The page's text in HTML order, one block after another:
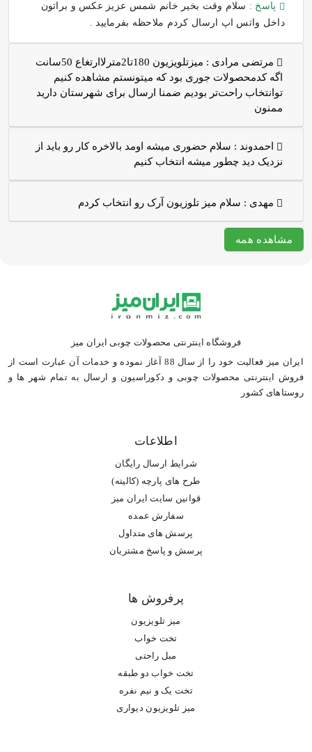
پاسخ : سلام وقت بخیر خانم شمس عزیز عکس و براتون
داخل واتس اپ ارسال کردم ملاحظه بفرمایید .
مرتضی مرادی :
میزتلویزیون 180تا2مترلاارتغاع 50سانت
اگه کدمحصولات جوری بود که میتونستم مشاهده کنیم
توانتخاب راحت‌تر بودیم ضمنا ارسال برای شهرستان دارید
ممنون
احمدوند : سلام حضوری میشه اومد بالاخره کار رو باید از
نزدیک دید چطور میشه انتخاب کنیم
مهدی : سلام میز تلوزیون آرک رو انتخاب کردم
مشاهده همه
فروشگاه اینترنتی محصولات چوبی ایران میز
ایران میز فعالیت خود را از سال 88 آغاز نموده و خدمات آن عبارت است از
فروش اینترنتی محصولات چوبی و دکوراسیون و ارسال به تمام شهر ها و
روستاهای کشور
اطلاعات
شرایط ارسال رایگان
طرح های پارچه (کالیته)
قوانین سایت ایران میز
سفارش عمده
پرسش های متداول
پرسش و پاسخ مشتریان
پرفروش ها
میز تلویزیون
تخت خواب
مبل راحتی
تخت خواب دو طبقه
تخت یک و نیم نفره
میز تلویزیون دیواری